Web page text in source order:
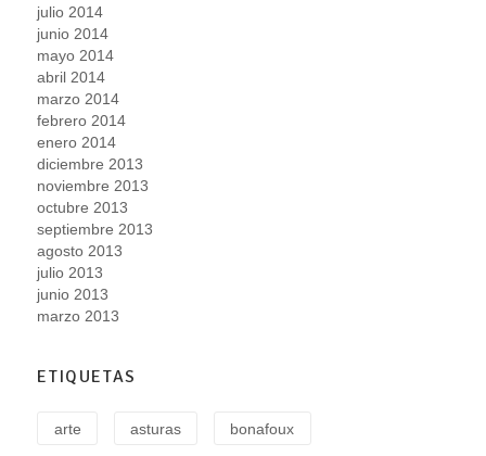
julio 2014
junio 2014
mayo 2014
abril 2014
marzo 2014
febrero 2014
enero 2014
diciembre 2013
noviembre 2013
octubre 2013
septiembre 2013
agosto 2013
julio 2013
junio 2013
marzo 2013
ETIQUETAS
arte asturas bonafoux